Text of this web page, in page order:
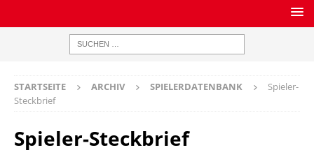
STARTSEITE ARCHIV SPIELERDATENBANK
Spieler-
Steckbrief
Spieler-Steckbrief